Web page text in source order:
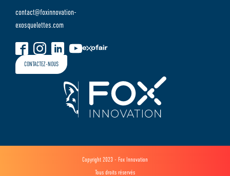
contact@foxinnovation-
exosquelettes.com
CONTACTEZ-NOUS
Copyright 2023 - Fox Innovation
Tous droits réservés